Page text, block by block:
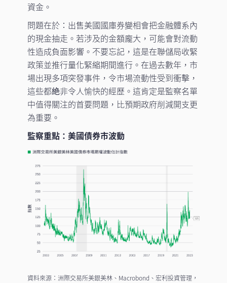
資金。
問題在於：出售美國國庫券變相會把金融體系內
的現金抽走。若涉及的金額龐大，可能會對流動
性造成負面影響。不要忘記，這是在聯儲局收緊
政策並推行量化緊縮期間進行。在過去數年，市
場出現多項突發事件，令市場流動性受到衝擊，
這些都絶非令人愉快的經歷。這肯定是監察名單
中值得關注的首要問題，比預期政府削減開支更
為重要。
監察重點：美國債券市波動
資料來源：洲際交易所美銀美林、Macrobond、宏利投資管理，